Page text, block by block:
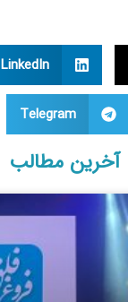
LinkedIn
Telegram
آخرین مطالب